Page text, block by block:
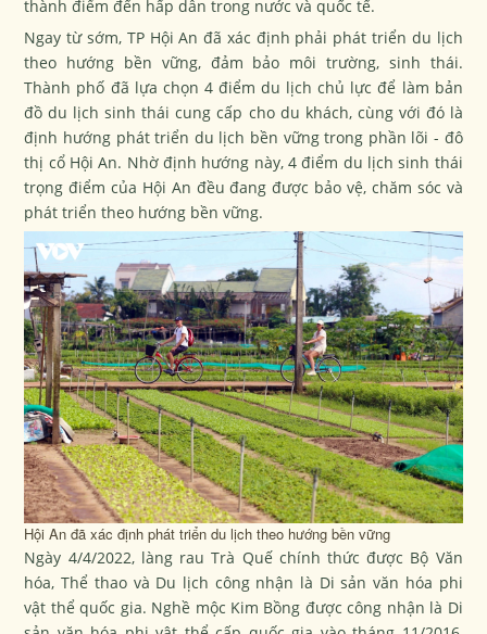
thành điểm đến hấp dẫn trong nước và quốc tế.
Ngay từ sớm, TP Hội An đã xác định phải phát triển du lịch
theo hướng bền vững, đảm bảo môi trường, sinh thái.
Thành phố đã lựa chọn 4 điểm du lịch chủ lực để làm bản
đồ du lịch sinh thái cung cấp cho du khách, cùng với đó là
định hướng phát triển du lịch bền vững trong phần lõi - đô
thị cổ Hội An. Nhờ định hướng này, 4 điểm du lịch sinh thái
trọng điểm của Hội An đều đang được bảo vệ, chăm sóc và
phát triển theo hướng bền vững.
Hội An đã xác định phát triển du lịch theo hướng bền vững
Ngày 4/4/2022, làng rau Trà Quế chính thức được Bộ Văn
hóa, Thể thao và Du lịch công nhận là Di sản văn hóa phi
vật thể quốc gia. Nghề mộc Kim Bồng được công nhận là Di